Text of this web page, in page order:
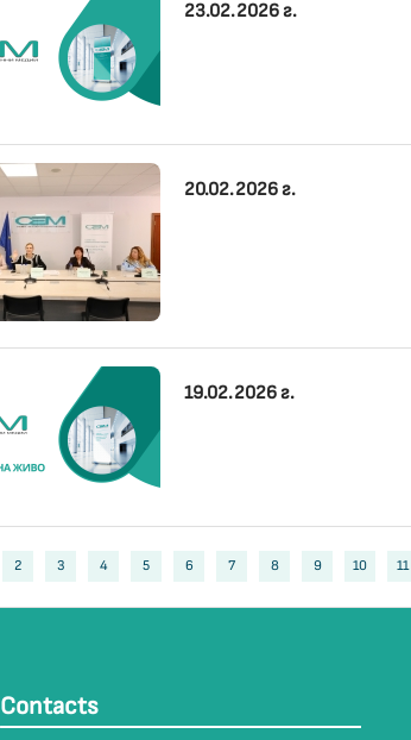
23.02.2026 г.
20.02.2026 г.
19.02.2026 г.
2 3 4 5 6 7 8 9 10 11
Contacts